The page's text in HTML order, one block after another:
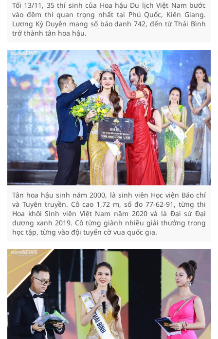
Tối 13/11, 35 thí sinh của Hoa hậu Du lịch Việt Nam bước
vào đêm thi quan trọng nhất tại Phú Quốc, Kiên Giang.
Lương Kỳ Duyên mang số báo danh 742, đến từ Thái Bình
trở thành tân hoa hậu.
Tân hoa hậu sinh năm 2000, là sinh viên Học viện Báo chí
và Tuyên truyền. Cô cao 1,72 m, số đo 77-62-91, từng thi
Hoa khôi Sinh viên Việt Nam năm 2020 và là Đại sứ Đại
dương xanh 2019. Cô từng giành nhiều giải thưởng trong
học tập, từng vào đội tuyển cờ vua quốc gia.